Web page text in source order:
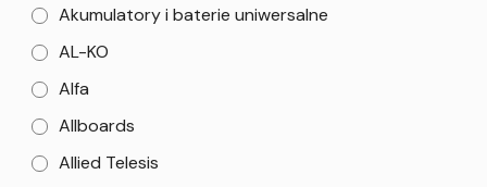
Akumulatory i baterie uniwersalne
AL-KO
Alfa
Allboards
Allied Telesis